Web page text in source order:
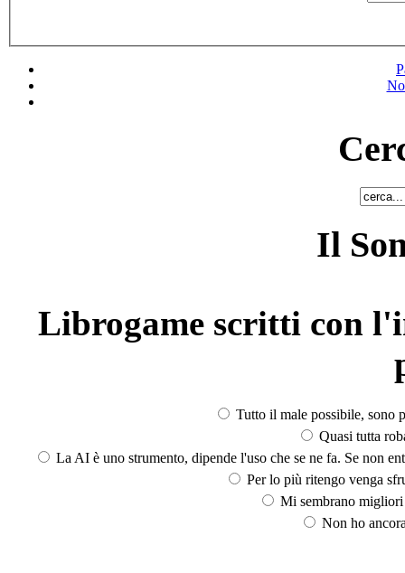
Il
Librogame scritti con
Tutto il male possibile, sono
Quasi tutta
La AI è uno strumento, dipende l'uso che se ne fa. Se non
Per lo più ritengo venga
Mi sembrano
Non ho